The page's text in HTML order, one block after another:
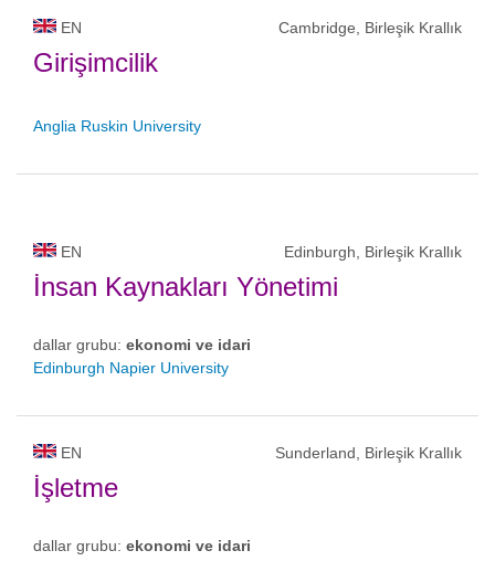
EN Cambridge, Birleşik Krallık
Girişimcilik
Anglia Ruskin University
EN Edinburgh, Birleşik Krallık
İnsan Kaynakları Yönetimi
dallar grubu: ekonomi ve idari
Edinburgh Napier University
EN Sunderland, Birleşik Krallık
İşletme
dallar grubu: ekonomi ve idari